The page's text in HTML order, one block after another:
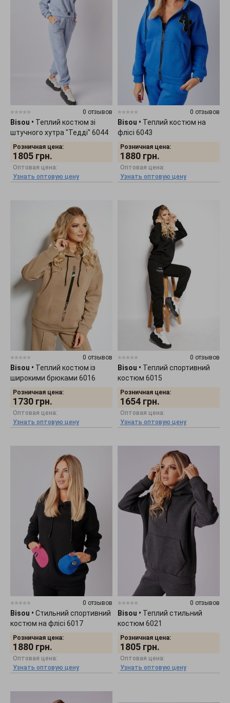
0 отзывов
Bisou • Теплий костюм зі
штучного хутра "Тедді" 6044
Розничная цена:
1805 грн.
Оптовая цена:
Узнать оптовую цену
0 отзывов
Bisou • Теплий костюм на
флісі 6043
Розничная цена:
1880 грн.
Оптовая цена:
Узнать оптовую цену
0 отзывов
Bisou • Теплий костюм із
широкими брюками 6016
Розничная цена:
1730 грн.
Оптовая цена:
Узнать оптовую цену
0 отзывов
Bisou • Теплий спортивний
костюм 6015
Розничная цена:
1654 грн.
Оптовая цена:
Узнать оптовую цену
0 отзывов
Bisou • Стильний спортивний
костюм на флісі 6017
Розничная цена:
1880 грн.
Оптовая цена:
Узнать оптовую цену
0 отзывов
Bisou • Теплий стильний
костюм 6021
Розничная цена:
1805 грн.
Оптовая цена:
Узнать оптовую цену